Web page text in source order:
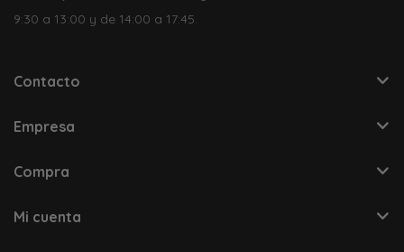
9:30 a 13:00 y de 14:00 a 17:45.
Contacto
Empresa
Compra
Mi cuenta